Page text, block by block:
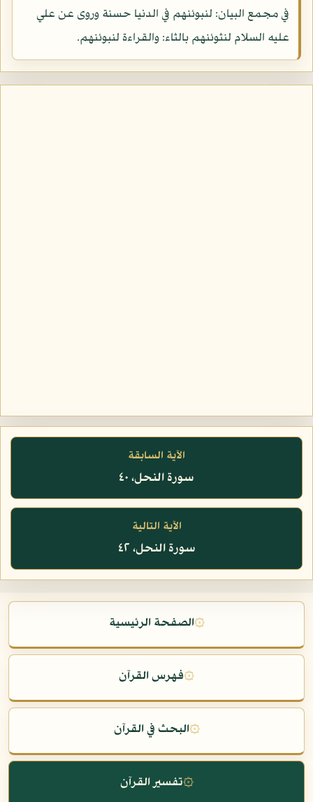
في مجمع البيان: لنبوئنهم في الدنيا حسنة وروى عن علي
عليه السلام لنثوئنهم بالثاء: والقراءة لنبوئنهم.
الآية السابقة
سورة النحل، ٤٠
الآية التالية
سورة النحل، ٤٢
۞الصفحة الرئيسية
۞فهرس القرآن
۞البحث في القرآن
۞تفسير القرآن